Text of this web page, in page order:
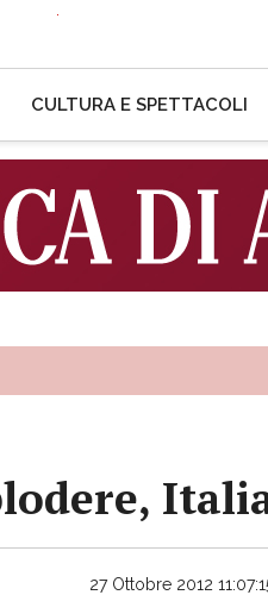
CULTURA E SPETTACOLI
27 Ottobre 2012